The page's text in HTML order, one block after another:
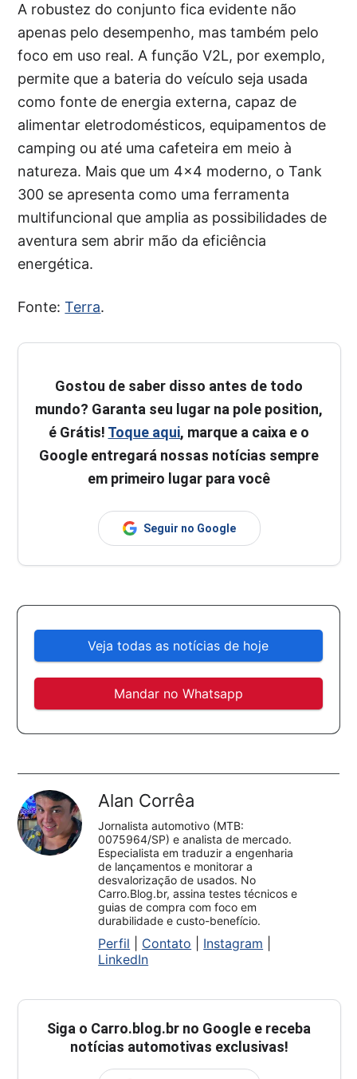
A robustez do conjunto fica evidente não
apenas pelo desempenho, mas também pelo
foco em uso real. A função V2L, por exemplo,
permite que a bateria do veículo seja usada
como fonte de energia externa, capaz de
alimentar eletrodomésticos, equipamentos de
camping ou até uma cafeteira em meio à
natureza. Mais que um 4×4 moderno, o Tank
300 se apresenta como uma ferramenta
multifuncional que amplia as possibilidades de
aventura sem abrir mão da eficiência
energética.
Fonte:Terra.
Gostou de saber disso antes de todo
mundo? Garanta seu lugar na pole position,
é Grátis! Toque aqui, marque a caixa e o
Google entregará nossas notícias sempre
em primeiro lugar para você
Seguir no Google
Veja todas as notícias de hoje
Mandar no Whatsapp
Alan Corrêa
Jornalista automotivo (MTB:
0075964/SP) e analista de mercado.
Especialista em traduzir a engenharia
de lançamentos e monitorar a
desvalorização de usados. No
Carro.Blog.br, assina testes técnicos e
guias de compra com foco em
durabilidade e custo-benefício.
Perfil Contato Instagram
LinkedIn
Siga o Carro.blog.br no Google e receba
notícias automotivas exclusivas!